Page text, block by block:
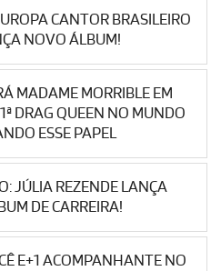
CANTOR BRASILEIRO
NOVO ÁLBUM!
MADAME MORRIBLE EM
DRAG QUEEN NO MUNDO
ESSE PAPEL
JÚLIA REZENDE LANÇA
DE CARREIRA!
E+1 ACOMPANHANTE NO